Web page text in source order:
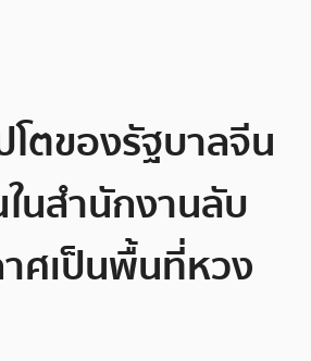
ตของรัฐบาลจีน
นสำนักงานลับ
าศเป็นพื้นที่หวง